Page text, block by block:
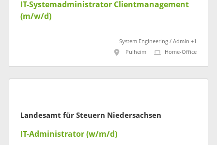
IT-Systemadministrator Clientmanagement
(m/w/d)
System Engineering / Admin +1
Pulheim
Home-Office
Landesamt für Steuern Niedersachsen
IT-Administrator (w/m/d)